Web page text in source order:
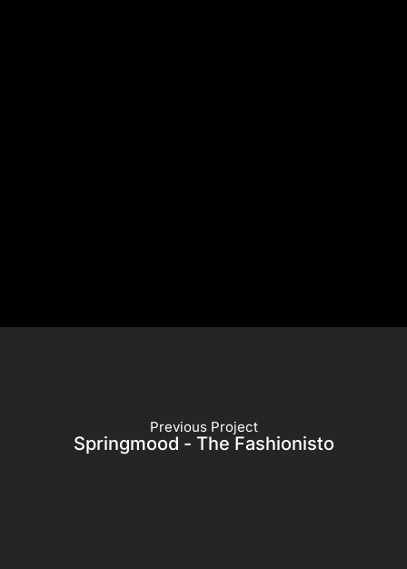
Previous Project
Springmood - The Fashionisto